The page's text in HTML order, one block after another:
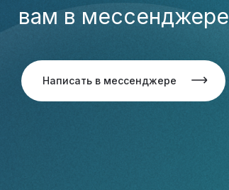
вам в мессенджере
Написать в мессенджере